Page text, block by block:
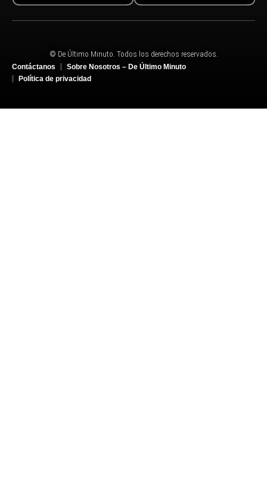
© De Último Minuto. Todos los derechos reservados.
Contáctanos
Sobre Nosotros – De Último Minuto
Política de privacidad